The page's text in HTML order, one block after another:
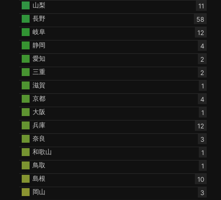
山梨
11
長野
58
岐阜
12
静岡
4
愛知
2
三重
2
滋賀
1
京都
4
大阪
1
兵庫
12
奈良
3
和歌山
1
鳥取
1
島根
10
岡山
3